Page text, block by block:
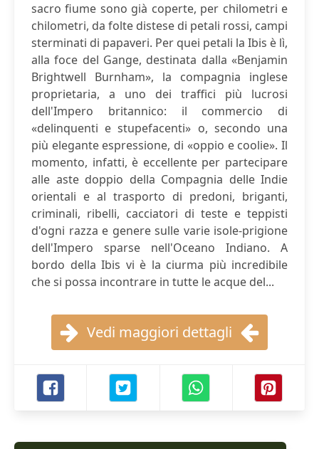
sacro fiume sono già coperte, per chilometri e
chilometri, da folte distese di petali rossi, campi
sterminati di papaveri. Per quei petali la Ibis è lì,
alla foce del Gange, destinata dalla «Benjamin
Brightwell Burnham», la compagnia inglese
proprietaria, a uno dei traffici più lucrosi
dell'Impero britannico: il commercio di
«delinquenti e stupefacenti» o, secondo una
più elegante espressione, di «oppio e coolie». Il
momento, infatti, è eccellente per partecipare
alle aste doppio della Compagnia delle Indie
orientali e al trasporto di predoni, briganti,
criminali, ribelli, cacciatori di teste e teppisti
d'ogni razza e genere sulle varie isole-prigione
dell'Impero sparse nell'Oceano Indiano. A
bordo della Ibis vi è la ciurma più incredibile
che si possa incontrare in tutte le acque del...
Vedi maggiori dettagli